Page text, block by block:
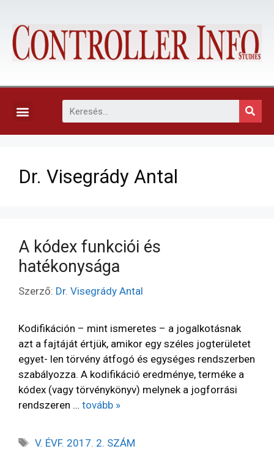
Dr. Visegrády Antal
A kódex funkciói és
hatékonysága
Szerző: Dr. Visegrády Antal
Kodifikáción – mint ismeretes – a jogalkotásnak
azt a fajtáját értjük, amikor egy széles jogterületet
egyet- len törvény átfogó és egységes rendszerben
szabályozza. A kodifikáció eredménye, terméke a
kódex (vagy törvénykönyv) melynek a jogforrási
rendszeren … tovább »
V. ÉVF. 2017. 2. SZÁM